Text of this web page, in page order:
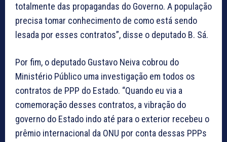
totalmente das propagandas do Governo. A população
precisa tomar conhecimento de como está sendo
lesada por esses contratos”, disse o deputado B. Sá.
Por fim, o deputado Gustavo Neiva cobrou do
Ministério Público uma investigação em todos os
contratos de PPP do Estado. “Quando eu via a
comemoração desses contratos, a vibração do
governo do Estado indo até para o exterior recebeu o
prêmio internacional da ONU por conta dessas PPPs